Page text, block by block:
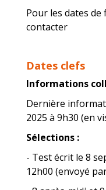
Pour les dates
contacter
Dates clefs
Informations
Dernière
2025 à 9h30 (en
Sélections :
- Test écrit le 8
12h00 (envoyé